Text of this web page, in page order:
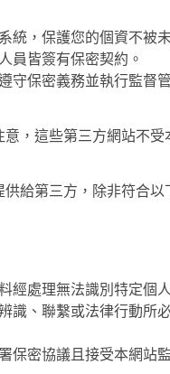
統，保護您的個資不被
員皆簽有保密契約。
守保密義務並執行監督
，這些第三方網站不
給第三方，除非符合以
經處理無法識別特定個
識、聯繫或法律行動所
保密協議且接受本網站